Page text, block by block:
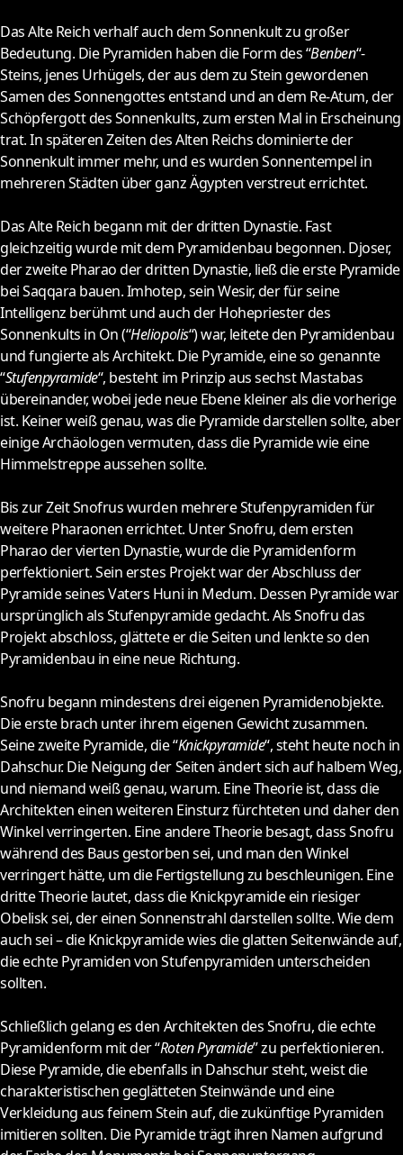
Das Alte Reich verhalf auch dem Sonnenkult zu großer
Bedeutung. Die Pyramiden haben die Form des “Benben“-
Steins, jenes Urhügels, der aus dem zu Stein gewordenen
Samen des Sonnengottes entstand und an dem Re-Atum, der
Schöpfergott des Sonnenkults, zum ersten Mal in Erscheinung
trat. In späteren Zeiten des Alten Reichs dominierte der
Sonnenkult immer mehr, und es wurden Sonnentempel in
mehreren Städten über ganz Ägypten verstreut errichtet.
Das Alte Reich begann mit der dritten Dynastie. Fast
gleichzeitig wurde mit dem Pyramidenbau begonnen. Djoser,
der zweite Pharao der dritten Dynastie, ließ die erste Pyramide
bei Saqqara bauen. Imhotep, sein Wesir, der für seine
Intelligenz berühmt und auch der Hohepriester des
Sonnenkults in On (“Heliopolis“) war, leitete den Pyramidenbau
und fungierte als Architekt. Die Pyramide, eine so genannte
“Stufenpyramide“, besteht im Prinzip aus sechst Mastabas
übereinander, wobei jede neue Ebene kleiner als die vorherige
ist. Keiner weiß genau, was die Pyramide darstellen sollte, aber
einige Archäologen vermuten, dass die Pyramide wie eine
Himmelstreppe aussehen sollte.
Bis zur Zeit Snofrus wurden mehrere Stufenpyramiden für
weitere Pharaonen errichtet. Unter Snofru, dem ersten
Pharao der vierten Dynastie, wurde die Pyramidenform
perfektioniert. Sein erstes Projekt war der Abschluss der
Pyramide seines Vaters Huni in Medum. Dessen Pyramide war
ursprünglich als Stufenpyramide gedacht. Als Snofru das
Projekt abschloss, glättete er die Seiten und lenkte so den
Pyramidenbau in eine neue Richtung.
Snofru begann mindestens drei eigenen Pyramidenobjekte.
Die erste brach unter ihrem eigenen Gewicht zusammen.
Seine zweite Pyramide, die “Knickpyramide“, steht heute noch in
Dahschur. Die Neigung der Seiten ändert sich auf halbem Weg,
und niemand weiß genau, warum. Eine Theorie ist, dass die
Architekten einen weiteren Einsturz fürchteten und daher den
Winkel verringerten. Eine andere Theorie besagt, dass Snofru
während des Baus gestorben sei, und man den Winkel
verringert hätte, um die Fertigstellung zu beschleunigen. Eine
dritte Theorie lautet, dass die Knickpyramide ein riesiger
Obelisk sei, der einen Sonnenstrahl darstellen sollte. Wie dem
auch sei – die Knickpyramide wies die glatten Seitenwände auf,
die echte Pyramiden von Stufenpyramiden unterscheiden
sollten.
Schließlich gelang es den Architekten des Snofru, die echte
Pyramidenform mit der “Roten Pyramide” zu perfektionieren.
Diese Pyramide, die ebenfalls in Dahschur steht, weist die
charakteristischen geglätteten Steinwände und eine
Verkleidung aus feinem Stein auf, die zukünftige Pyramiden
imitieren sollten. Die Pyramide trägt ihren Namen aufgrund